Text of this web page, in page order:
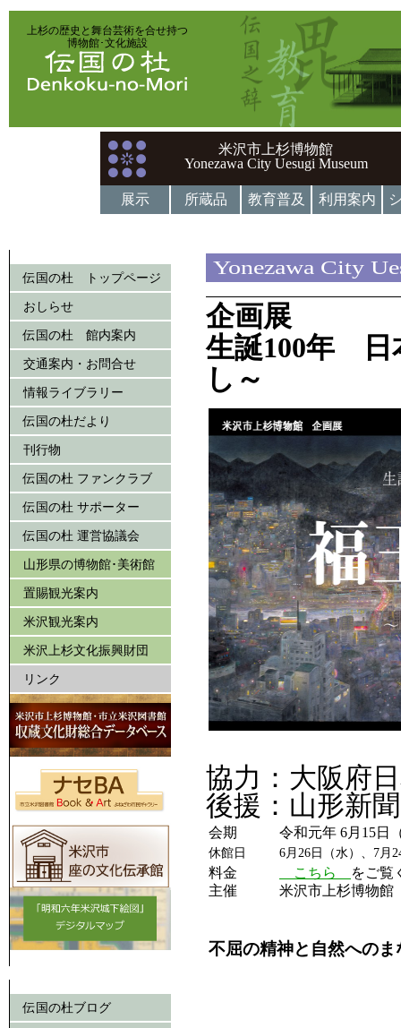
上杉の歴史と舞台芸術を合せ持つ
博物館･文化施設
米沢市上杉博物館
Yonezawa City Uesugi Museum
展示 所蔵品 教育普及 利用案内
伝国の杜 トップページ
おしらせ
伝国の杜 館内案内
交通案内・お問合せ
情報ライブラリー
伝国の杜だより
刊行物
伝国の杜 ファンクラブ
伝国の杜 サポーター
伝国の杜 運営協議会
山形県の博物館･美術館
置賜観光案内
米沢観光案内
米沢上杉文化振興財団
リンク
伝国の杜ブログ
Yonezawa City
企画展
生誕100年 日
し～
協力：大阪府
後援：山形新
会期 令和元年 6月15日
休館日 6月26日（水）、7月
料金 こちら
をご覧
主催
米沢市上杉博物館
不屈の精神と自然へのま